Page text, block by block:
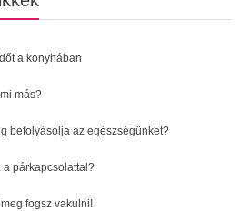
a konyhában
más?
befolyásolja az egészségünket?
a párkapcsolattal?
fogsz vakulni!